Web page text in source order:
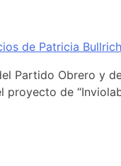
de Patricia
Partido Obrero y
proyecto de